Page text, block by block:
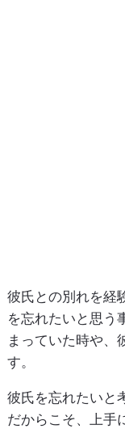
彼氏との別れを経
を忘れたいと思う
まっていた時や、
す。
彼氏を忘れたいと
だからこそ、上手